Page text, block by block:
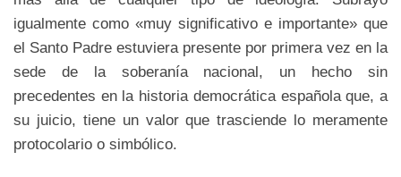
igualmente como «muy significativo e importante» que
el Santo Padre estuviera presente por primera vez en la
sede de la soberanía nacional, un hecho sin
precedentes en la historia democrática española que, a
su juicio, tiene un valor que trasciende lo meramente
protocolario o simbólico.